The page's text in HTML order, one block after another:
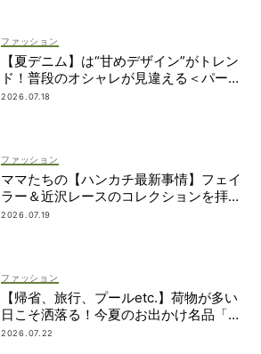
ファッション
【夏デニム】は“甘めデザイン”がトレン
ド！普段のオシャレが見違える＜パー
ル、レースetc.＞
2026.07.18
ファッション
ママたちの【ハンカチ最新事情】フェイ
ラー＆近沢レースのコレクションを拝
見！
2026.07.19
ファッション
【帰省、旅行、プールetc.】荷物が多い
日こそ洒落る！今夏のお出かけ名品「ト
ート＆リュック」５選
2026.07.22